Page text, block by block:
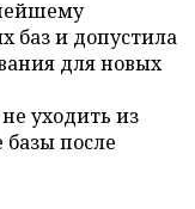
баз и допустила
для новых
уходить из
после